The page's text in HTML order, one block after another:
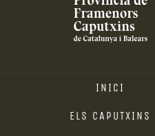
INICI
ELS CAPUTXINS